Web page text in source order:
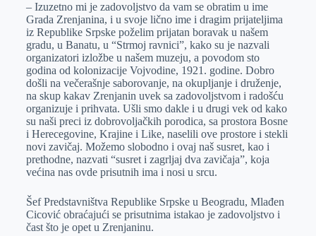
– Izuzetno mi je zadovoljstvo da vam se obratim u ime
Grada Zrenjanina, i u svoje lično ime i dragim prijateljima
iz Republike Srpske poželim prijatan boravak u našem
gradu, u Banatu, u “Strmoj ravnici”, kako su je nazvali
organizatori izložbe u našem muzeju, a povodom sto
godina od kolonizacije Vojvodine, 1921. godine. Dobro
došli na večerašnje saborovanje, na okupljanje i druženje,
na skup kakav Zrenjanin uvek sa zadovoljstvom i radošću
organizuje i prihvata. Ušli smo dakle i u drugi vek od kako
su naši preci iz dobrovoljačkih porodica, sa prostora Bosne
i Herecegovine, Krajine i Like, naselili ove prostore i stekli
novi zavičaj. Možemo slobodno i ovaj naš susret, kao i
prethodne, nazvati “susret i zagrljaj dva zavičaja”, koja
većina nas ovde prisutnih ima i nosi u srcu.
Šef Predstavništva Republike Srpske u Beogradu, Mlađen
Cicović obraćajući se prisutnima istakao je zadovoljstvo i
čast što je opet u Zrenjaninu.